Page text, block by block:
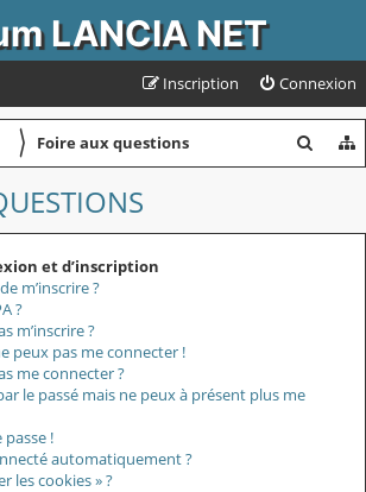
LANCIA NET
Connexion
Inscription
〉 Foire aux questions
et d’inscription
m’inscrire ?
?
m’inscrire ?
peux pas me connecter !
me connecter ?
le passé mais ne peux à présent plus me
passe !
automatiquement ?
les cookies » ?